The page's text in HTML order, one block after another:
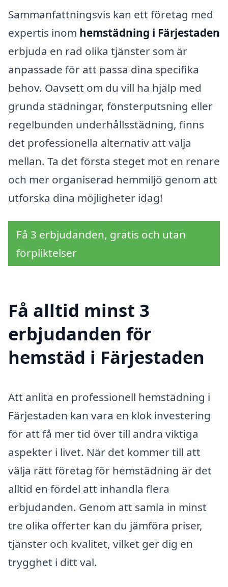
Sammanfattningsvis kan ett företag med
expertis inom hemstädning i Färjestaden
erbjuda en rad olika tjänster som är
anpassade för att passa dina specifika
behov. Oavsett om du vill ha hjälp med
grunda städningar, fönsterputsning eller
regelbunden underhållsstädning, finns
det professionella alternativ att välja
mellan. Ta det första steget mot en renare
och mer organiserad hemmiljö genom att
utforska dina möjligheter idag!
Få 3 erbjudanden, gratis och utan
förpliktelser
Få alltid minst 3
erbjudanden för
hemstäd i Färjestaden
Att anlita en professionell hemstädning i
Färjestaden kan vara en klok investering
för att få mer tid över till andra viktiga
aspekter i livet. När det kommer till att
välja rätt företag för hemstädning är det
alltid en fördel att inhandla flera
erbjudanden. Genom att samla in minst
tre olika offerter kan du jämföra priser,
tjänster och kvalitet, vilket ger dig en
trygghet i ditt val.